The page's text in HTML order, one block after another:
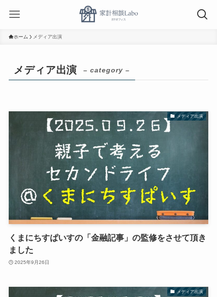
ホーム メディア出演
メディア出演 – category –
メディア出演
くまにちすぱいすの「金融記事」の監修をさせて頂き
ました
2025年9月26日
メディア出演